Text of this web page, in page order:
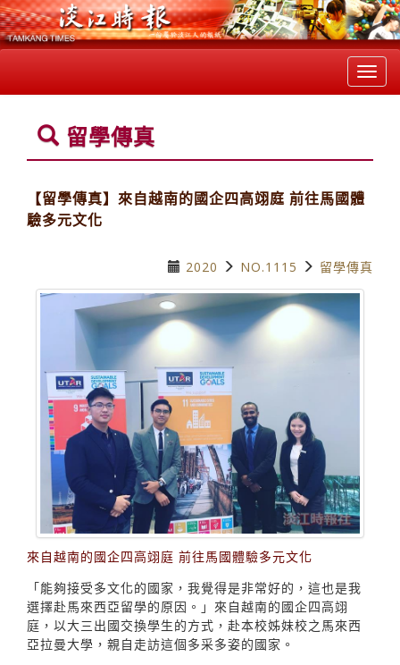
留學傳真
【留學傳真】來自越南的國企四高翊庭 前往馬國體
驗多元文化
2020 NO.1115 留學傳真
來自越南的國企四高翊庭 前往馬國體驗多元文化
「能夠接受多文化的國家，我覺得是非常好的，這也是我
選擇赴馬來西亞留學的原因。」來自越南的國企四高翊
庭，以大三出國交換學生的方式，赴本校姊妹校之馬來西
亞拉曼大學，親自走訪這個多采多姿的國家。